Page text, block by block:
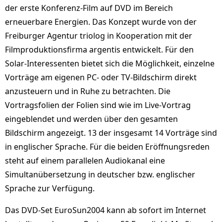
der erste Konferenz-Film auf DVD im Bereich
erneuerbare Energien. Das Konzept wurde von der
Freiburger Agentur triolog in Kooperation mit der
Filmproduktionsfirma argentis entwickelt. Für den
Solar-Interessenten bietet sich die Möglichkeit, einzelne
Vorträge am eigenen PC- oder TV-Bildschirm direkt
anzusteuern und in Ruhe zu betrachten. Die
Vortragsfolien der Folien sind wie im Live-Vortrag
eingeblendet und werden über den gesamten
Bildschirm angezeigt. 13 der insgesamt 14 Vorträge sind
in englischer Sprache. Für die beiden Eröffnungsreden
steht auf einem parallelen Audiokanal eine
Simultanübersetzung in deutscher bzw. englischer
Sprache zur Verfügung.
Das DVD-Set EuroSun2004 kann ab sofort im Internet